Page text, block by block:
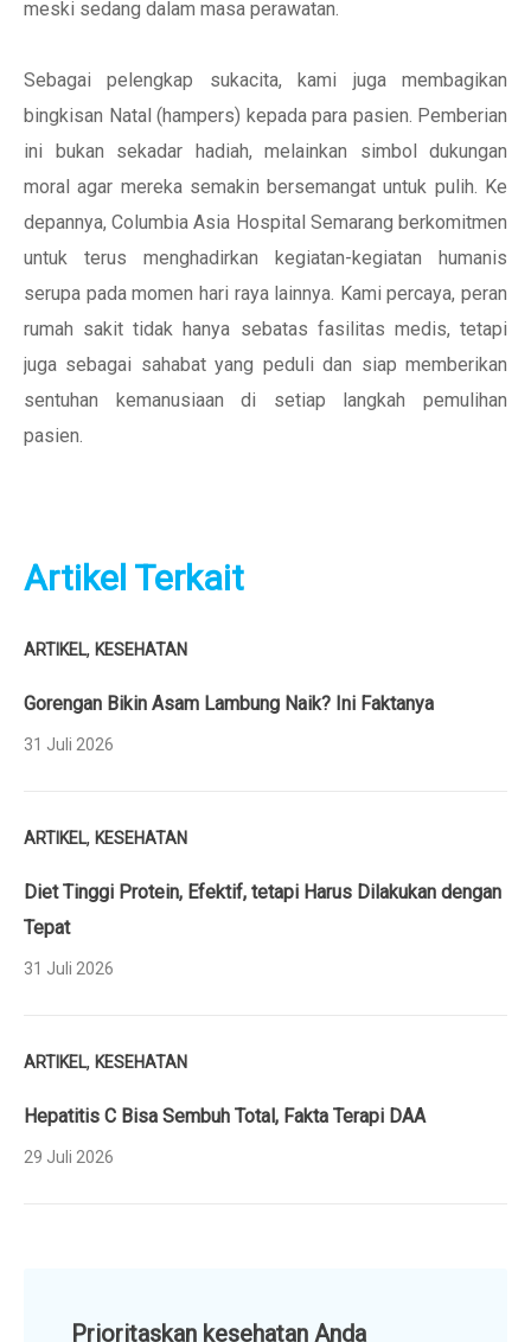
meski sedang dalam masa perawatan.
Sebagai pelengkap sukacita, kami juga membagikan
bingkisan Natal (hampers) kepada para pasien. Pemberian
ini bukan sekadar hadiah, melainkan simbol dukungan
moral agar mereka semakin bersemangat untuk pulih. Ke
depannya, Columbia Asia Hospital Semarang berkomitmen
untuk terus menghadirkan kegiatan-kegiatan humanis
serupa pada momen hari raya lainnya. Kami percaya, peran
rumah sakit tidak hanya sebatas fasilitas medis, tetapi
juga sebagai sahabat yang peduli dan siap memberikan
sentuhan kemanusiaan di setiap langkah pemulihan
pasien.
Artikel Terkait
ARTIKEL, KESEHATAN
Gorengan Bikin Asam Lambung Naik? Ini Faktanya
31 Juli 2026
ARTIKEL, KESEHATAN
Diet Tinggi Protein, Efektif, tetapi Harus Dilakukan dengan
Tepat
31 Juli 2026
ARTIKEL, KESEHATAN
Hepatitis C Bisa Sembuh Total, Fakta Terapi DAA
29 Juli 2026
Prioritaskan kesehatan Anda